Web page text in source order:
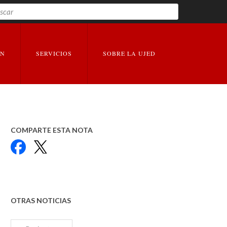
Buscar
EXPANDIR
SERVICIOS EXPANDIR
SOBRE LA UJED
COMPARTE ESTA NOTA
Facebook
OTRAS NOTICIAS